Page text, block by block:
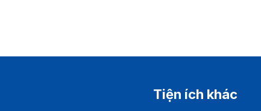
Tiện ích khác